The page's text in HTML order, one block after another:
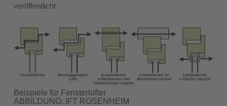
veröffentlicht.
Beispiele für Fensterlüfter
ABBILDUNG: IFT ROSENHEIM